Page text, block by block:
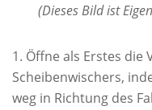
(Dieses Bild ist
Öffne als Erstes die
Scheibenwischers,
weg in Richtung des